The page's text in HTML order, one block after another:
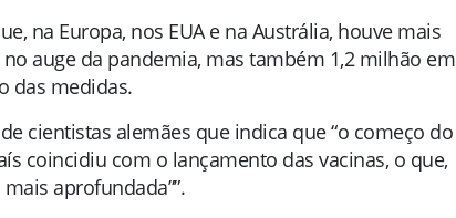
na Europa, nos EUA e na Austrália, houve mais
auge da pandemia, mas também 1,2 milhão em
das medidas.
cientistas alemães que indica que “o começo do
coincidiu com o lançamento das vacinas, o que,
aprofundada””.